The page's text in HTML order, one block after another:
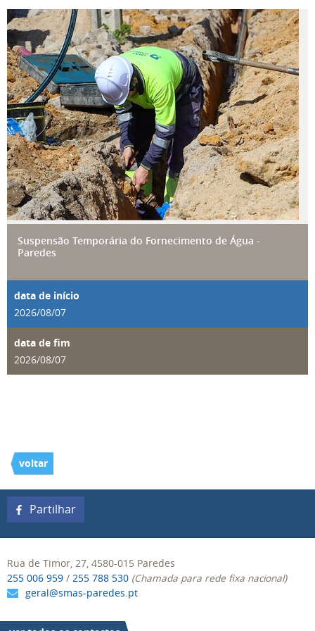
Suspensão Temporária do
Suspensão Temporária do Fornecimento de Água -
Paredes
2026/08/07
2026/08/07
voltar
Partilhar
Rua de Timor, 27, 4580-015 Paredes
255 006 959 / 255 788 530 (Chamada para rede fixa nacional)
geral@smas-paredes.pt